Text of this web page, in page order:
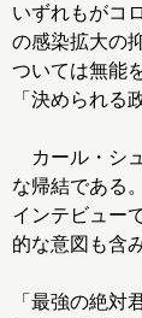
いずれもがコ
の感染拡大の
ついては無能
「決められる
カール・シ
な帰結である
インテビュー
的な意図も含
「最強の絶対